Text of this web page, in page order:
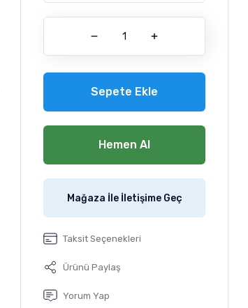
Sepete Ekle
Hemen Al
Mağaza İle İletişime Geç
Taksit Seçenekleri
Ürünü Paylaş
Yorum Yap